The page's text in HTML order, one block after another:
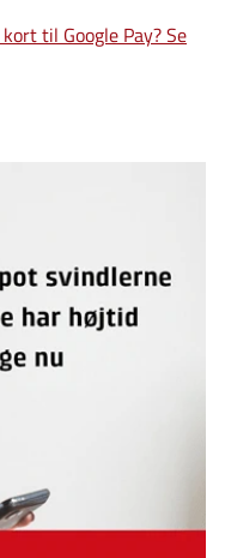
til Google Pay? Se